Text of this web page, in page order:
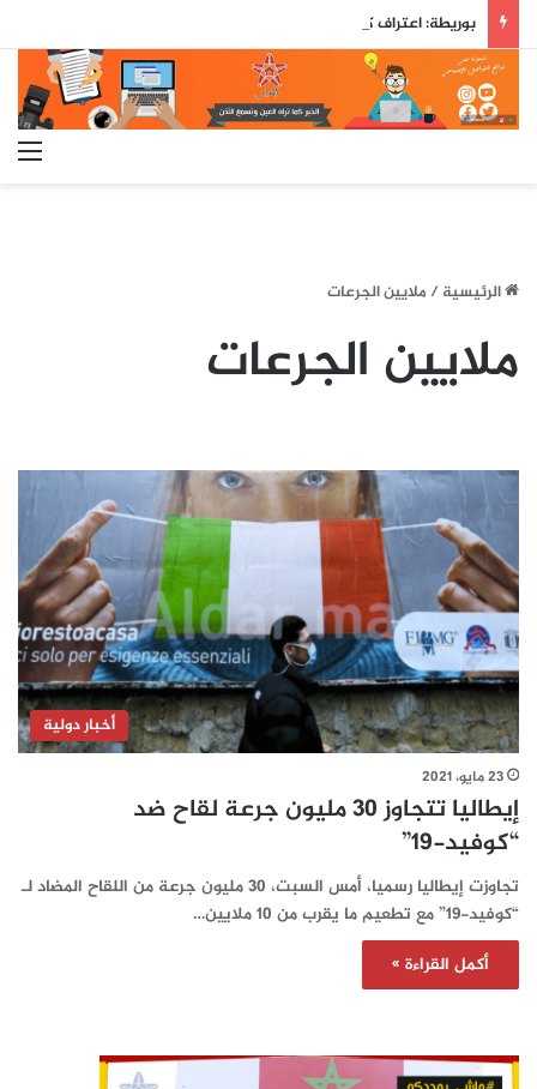
الرئيسية/ملايين الجرعات
ملايين الجرعات
أخبار دولية
23 مايو، 2021
إيطاليا تتجاوز 30 مليون جرعة لقاح ضد
“كوفيد-19”
تجاوزت إيطاليا رسميا، أمس السبت، 30 مليون جرعة من اللقاح المضاد لـ
“كوفيد-19” مع تطعيم ما يقرب من 10 ملايين…
أكمل القراءة »